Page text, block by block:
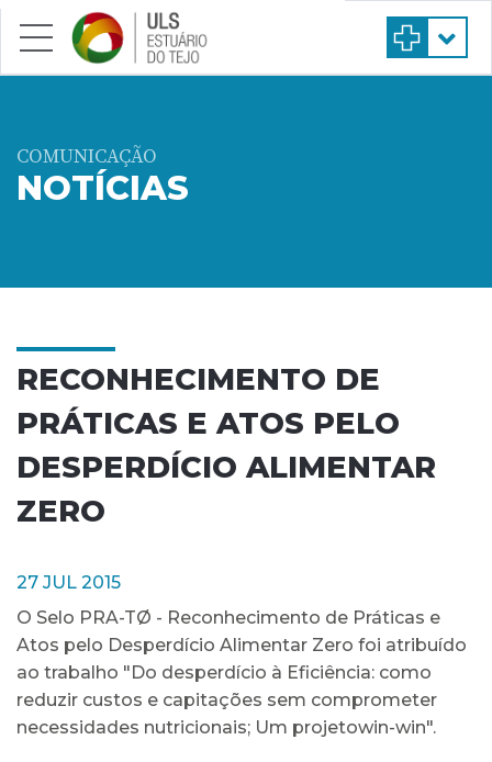
Saltar para conteúdo principal
COMUNICAÇÃO
NOTÍCIAS
RECONHECIMENTO DE
PRÁTICAS E ATOS PELO
DESPERDÍCIO ALIMENTAR
ZERO
27 JUL 2015
O Selo PRA-TØ - Reconhecimento de Práticas e
Atos pelo Desperdício Alimentar Zero foi atribuído
ao trabalho "Do desperdício à Eficiência: como
reduzir custos e capitações sem comprometer
necessidades nutricionais; Um projetowin-win".